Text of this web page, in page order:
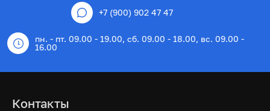
+7 (900) 902 47 47
пн. - пт. 09.00 - 19.00, сб. 09.00 - 18.00, вс. 09.00 -
16.00
Контакты